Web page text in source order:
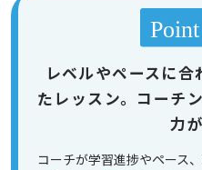
レベルやペースに
たレッスン。コーチ
力
コーチが学習進捗やペース